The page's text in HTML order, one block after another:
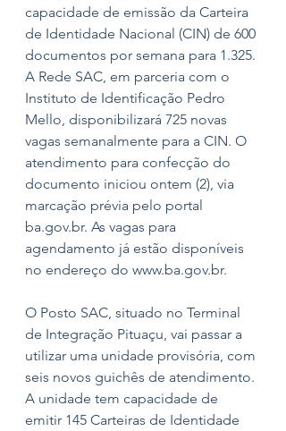
capacidade de emissão da Carteira
de Identidade Nacional (CIN) de 600
documentos por semana para 1.325.
A Rede SAC, em parceria com o
Instituto de Identificação Pedro
Mello, disponibilizará 725 novas
vagas semanalmente para a CIN. O
atendimento para confecção do
documento iniciou ontem (2), via
marcação prévia pelo portal
ba.gov.br. As vagas para
agendamento já estão disponíveis
no endereço do www.ba.gov.br.
O Posto SAC, situado no Terminal
de Integração Pituaçu, vai passar a
utilizar uma unidade provisória, com
seis novos guichês de atendimento.
A unidade tem capacidade de
emitir 145 Carteiras de Identidade